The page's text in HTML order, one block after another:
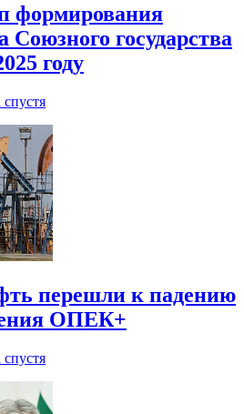
формирования
Союзного государства
году
спустя
перешли к падению
ОПЕК+
спустя